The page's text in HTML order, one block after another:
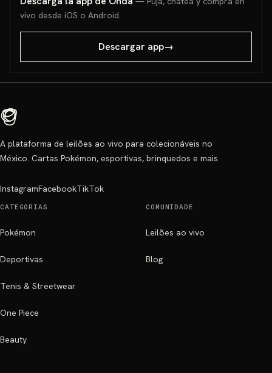
vivo desde iOS o Android.
Descargar app→
A plataforma de leilões ao vivo para colecionáveis no
México. Cartas Pokémon, esportivas, brinquedos e mais.
InstagramFacebookTikTok
CATEGORIAS
Pokémon
Deportivas
Tenis & Streetwear
One Piece
Beauty
COMUNIDADE
Leilões ao vivo
Blog